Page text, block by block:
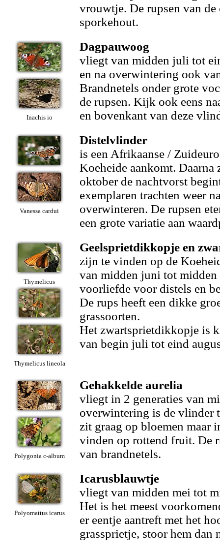
vrouwtje. De rupsen van
sporkehout.
Inachis io
Dagpauwoog
vliegt van midden juli tot
en na overwintering ook
Brandnetels onder grote
de rupsen. Kijk ook eens
en bovenkant van deze
Vanessa cardui
Distelvlinder
is een Afrikaanse /
Koeheide aankomt.
oktober de nachtvorst
exemplaren trachten weer
overwinteren. De rupsen
een grote variatie aan
Thymelicus
Thymelicus lineola
Geelsprietdikkopje en
zijn te vinden op de
van midden juni tot midden
voorliefde voor distels en
De rups heeft een dikke
grassoorten.
Het zwartsprietdikkopje is
van begin juli tot eind
Polygonia c-album
Gehakkelde aurelia
vliegt in 2 generaties van
overwintering is de vlinder
zit graag op bloemen maar
vinden op rottend fruit. De
van brandnetels.
Polyomattus icarus
Icarusblauwtje
vliegt van midden mei tot
Het is het meest
er eentje aantreft met het
grassprietje, stoor hem dan